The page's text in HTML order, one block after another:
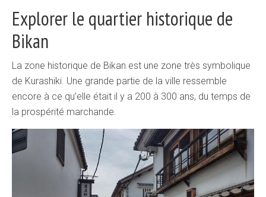
Explorer le quartier historique de
Bikan
La zone historique de Bikan est une zone très symbolique
de Kurashiki. Une grande partie de la ville ressemble
encore à ce qu’elle était il y a 200 à 300 ans, du temps de
la prospérité marchande.